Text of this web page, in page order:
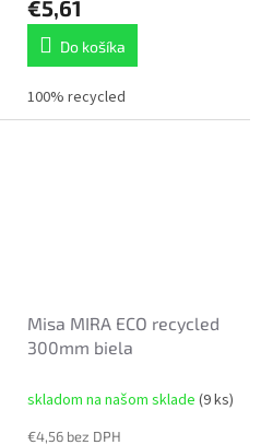
€5,61
Do košíka
100% recycled
Misa MIRA ECO recycled
300mm biela
skladom na našom sklade (9 ks)
€4,56 bez DPH